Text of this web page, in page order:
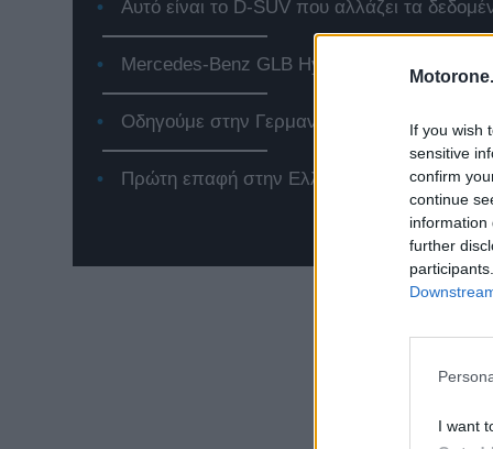
If you wish
sensitive
confirm
continue
information
further
I want
Αυτό είναι το D-SUV που αλλάζει τα
Mercedes-Benz GLB Hybrid: Το premium
Οδηγούμε στην Γερμανία το Jeep Compass
Πρώτη επαφή στην Ελλάδα με το νέο